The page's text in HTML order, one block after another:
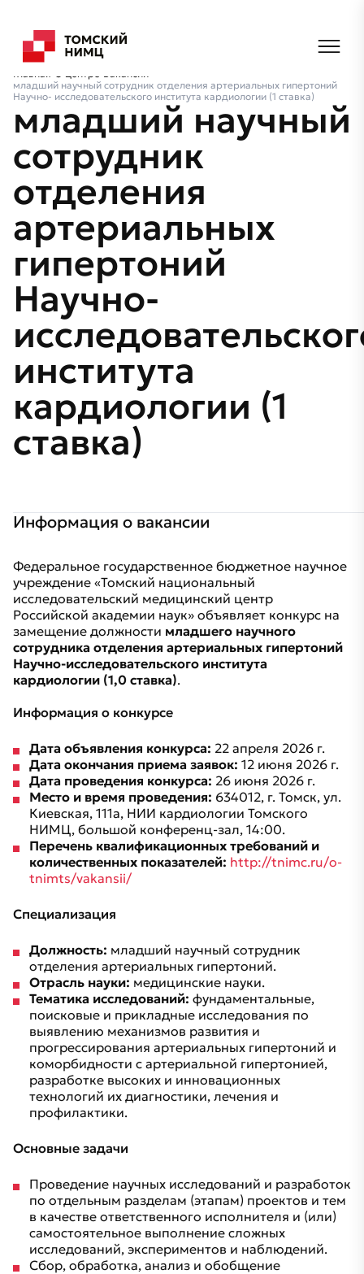
Главная О центре Вакансии
младший научный сотрудник отделения артериальных гипертоний
Научно- исследовательского института кардиологии (1 ставка)
младший научный
сотрудник
отделения
артериальных
гипертоний
Научно-
института
кардиологии (1
ставка)
Информация о вакансии
Федеральное государственное бюджетное научное
учреждение «Томский национальный
исследовательский медицинский центр
Российской академии наук» объявляет конкурс на
замещение должности младшего научного
сотрудника отделения артериальных гипертоний
Научно-исследовательского института
кардиологии (1,0 ставка).
Информация о конкурсе
Дата объявления конкурса: 22 апреля 2026 г.
Дата окончания приема заявок: 12 июня 2026 г.
Дата проведения конкурса: 26 июня 2026 г.
Место и время проведения: 634012, г. Томск, ул.
Киевская, 111а, НИИ кардиологии Томского
НИМЦ, большой конференц-зал, 14:00.
Перечень квалификационных требований и
количественных показателей: http://tnimc.ru/o-
tnimts/vakansii/
Специализация
Должность: младший научный сотрудник
отделения артериальных гипертоний.
Отрасль науки: медицинские науки.
Тематика исследований: фундаментальные,
поисковые и прикладные исследования по
выявлению механизмов развития и
прогрессирования артериальных гипертоний и
коморбидности с артериальной гипертонией,
разработке высоких и инновационных
технологий их диагностики, лечения и
профилактики.
Основные задачи
Проведение научных исследований и разработок
по отдельным разделам (этапам) проектов и тем
в качестве ответственного исполнителя и (или)
самостоятельное выполнение сложных
исследований, экспериментов и наблюдений.
Сбор, обработка, анализ и обобщение